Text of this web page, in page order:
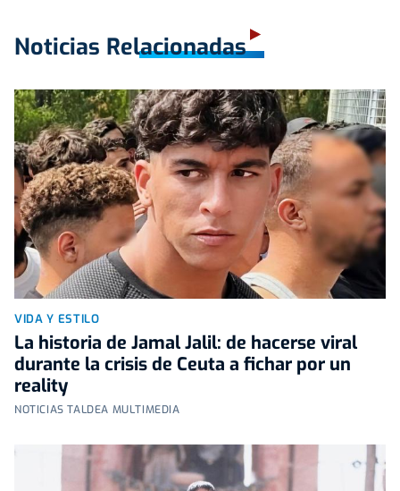
Noticias Relacionadas
VIDA Y ESTILO
La historia de Jamal Jalil: de hacerse viral
durante la crisis de Ceuta a fichar por un
reality
NOTICIAS TALDEA MULTIMEDIA